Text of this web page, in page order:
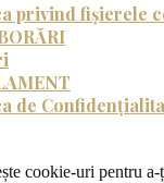
privind fișierele
de
cookie-uri pentru